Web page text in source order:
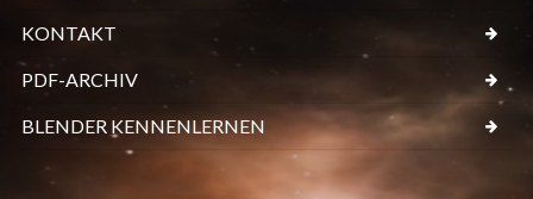
KONTAKT
PDF-ARCHIV
BLENDER KENNENLERNEN